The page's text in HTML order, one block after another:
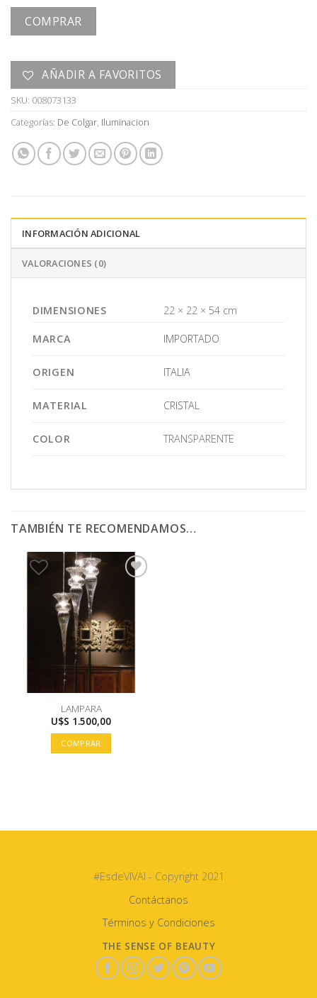
COMPRAR
AÑADIR A FAVORITOS
SKU: 008073133
Categorías: De Colgar, Iluminacion
INFORMACIÓN ADICIONAL
VALORACIONES (0)
DIMENSIONES 22 × 22 × 54 cm
MARCA IMPORTADO
ORIGEN ITALIA
MATERIAL CRISTAL
COLOR TRANSPARENTE
TAMBIÉN TE RECOMENDAMOS…
LAMPARA
U$S 1.500,00
COMPRAR
#EsdeVIVAI - Copyright 2021
Contáctanos
Términos y Condiciones
THE SENSE OF BEAUTY